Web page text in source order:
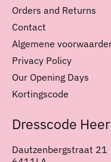
Orders and Returns
Contact
Algemene
Privacy Policy
Our Opening Days
Kortingscode
Dresscode
Dautzenbergstraat 21